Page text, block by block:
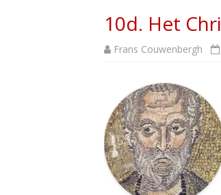
10d. Het
Frans Couwenbergh